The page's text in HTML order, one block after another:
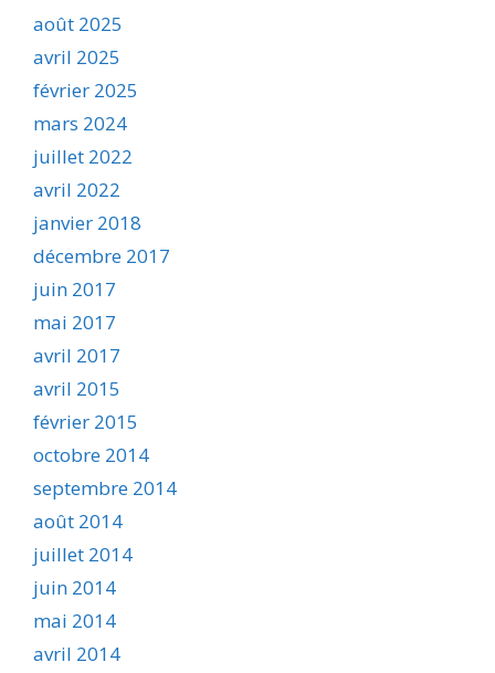
août 2025
avril 2025
février 2025
mars 2024
juillet 2022
avril 2022
janvier 2018
décembre 2017
juin 2017
mai 2017
avril 2017
avril 2015
février 2015
octobre 2014
septembre 2014
août 2014
juillet 2014
juin 2014
mai 2014
avril 2014